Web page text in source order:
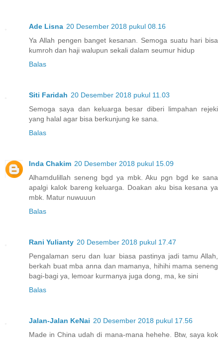
Ade Lisna 20 Desember 2018 pukul 08.16
Ya Allah pengen banget kesanan. Semoga suatu hari bisa
kumroh dan haji walupun sekali dalam seumur hidup
Balas
Siti Faridah 20 Desember 2018 pukul 11.03
Semoga saya dan keluarga besar diberi limpahan rejeki
yang halal agar bisa berkunjung ke sana.
Balas
Inda Chakim 20 Desember 2018 pukul 15.09
Alhamdulillah seneng bgd ya mbk. Aku pgn bgd ke sana
apalgi kalok bareng keluarga. Doakan aku bisa kesana ya
mbk. Matur nuwuuun
Balas
Rani Yulianty 20 Desember 2018 pukul 17.47
Pengalaman seru dan luar biasa pastinya jadi tamu Allah,
berkah buat mba anna dan mamanya, hihihi mama seneng
bagi-bagi ya, lemoar kurmanya juga dong, ma, ke sini
Balas
Jalan-Jalan KeNai 20 Desember 2018 pukul 17.56
Made in China udah di mana-mana hehehe. Btw, saya kok